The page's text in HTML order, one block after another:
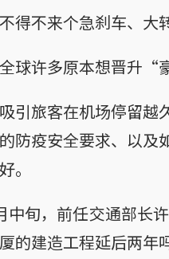
得不来个急刹车、大
球许多原本想晋升“
引旅客在机场停留越
防疫安全要求、以及
。
中旬，前任交通部长
的建造工程延后两年